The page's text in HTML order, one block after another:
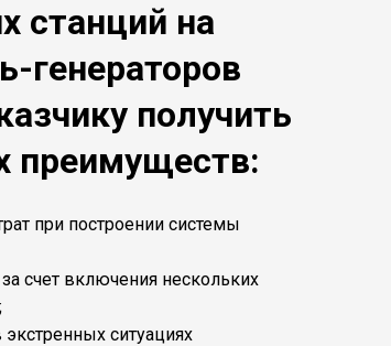
станций на
генераторов
получить
преимуществ:
при построении системы
счет включения нескольких
ситуациях